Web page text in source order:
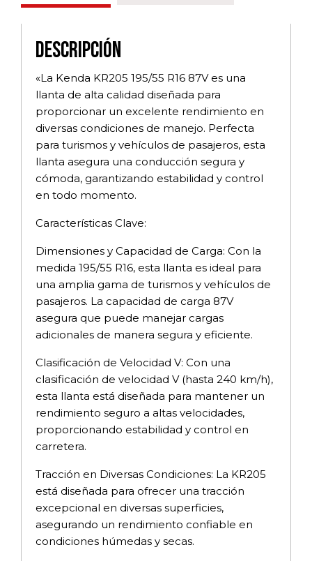
Descripción
«La Kenda KR205 195/55 R16 87V es una
llanta de alta calidad diseñada para
proporcionar un excelente rendimiento en
diversas condiciones de manejo. Perfecta
para turismos y vehículos de pasajeros, esta
llanta asegura una conducción segura y
cómoda, garantizando estabilidad y control
en todo momento.
Características Clave:
Dimensiones y Capacidad de Carga: Con la
medida 195/55 R16, esta llanta es ideal para
una amplia gama de turismos y vehículos de
pasajeros. La capacidad de carga 87V
asegura que puede manejar cargas
adicionales de manera segura y eficiente.
Clasificación de Velocidad V: Con una
clasificación de velocidad V (hasta 240 km/h),
esta llanta está diseñada para mantener un
rendimiento seguro a altas velocidades,
proporcionando estabilidad y control en
carretera.
Tracción en Diversas Condiciones: La KR205
está diseñada para ofrecer una tracción
excepcional en diversas superficies,
asegurando un rendimiento confiable en
condiciones húmedas y secas.